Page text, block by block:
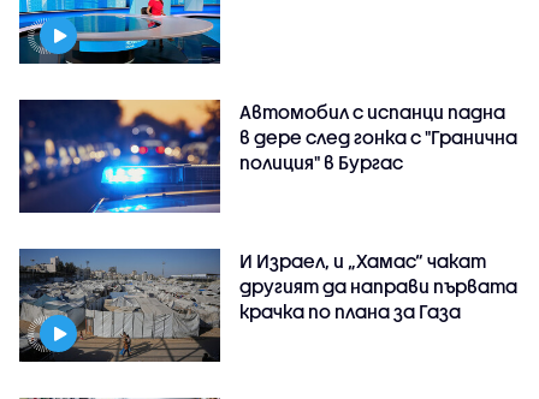
Автомобил с испанци падна
в дере след гонка с "Гранична
полиция" в Бургас
И Израел, и „Хамас“ чакат
другият да направи първата
крачка по плана за Газа